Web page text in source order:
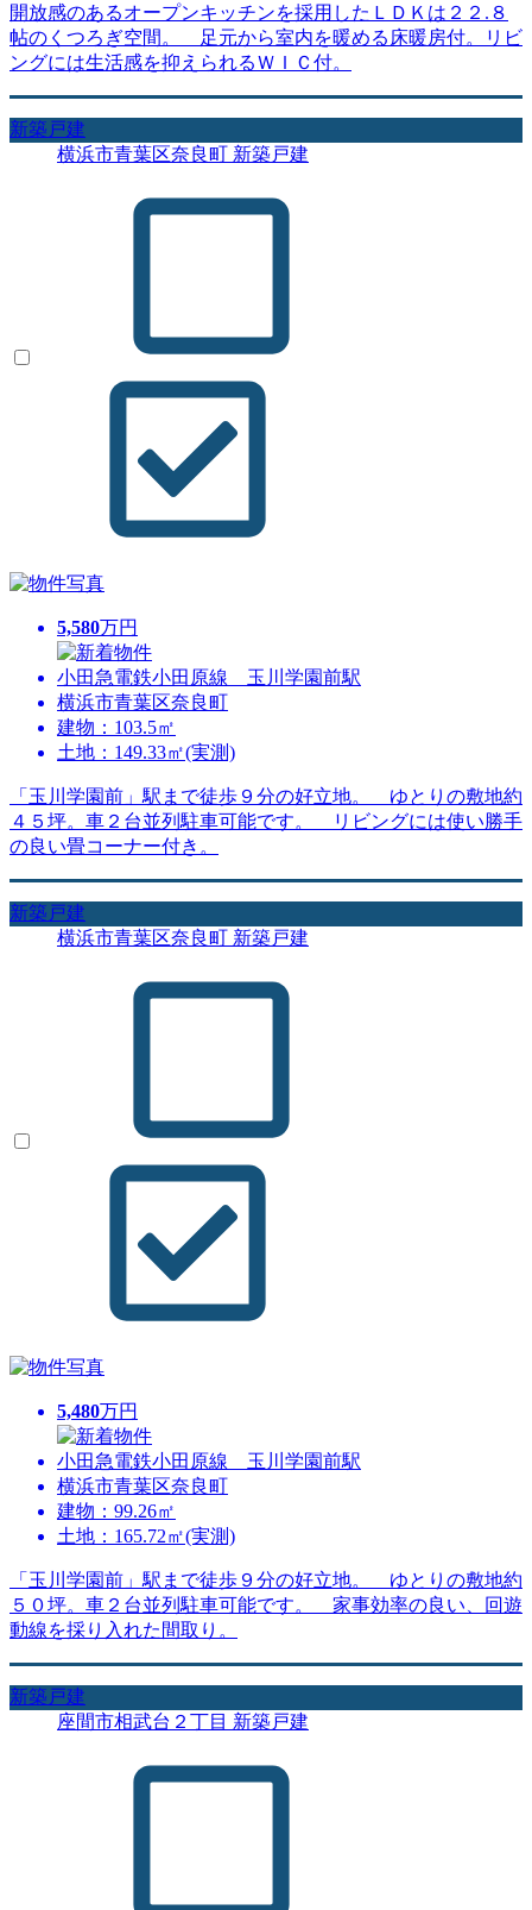
開放感のあるオープンキッチンを採用したＬＤＫは２２.８
帖のくつろぎ空間。 足元から室内を暖める床暖房付。リビ
ングには生活感を抑えられるＷＩＣ付。
新築戸建
横浜市青葉区奈良町 新築戸建
5,580万円
小田急電鉄小田原線 玉川学園前駅
横浜市青葉区奈良町
建物：103.5㎡
土地：149.33㎡(実測)
「玉川学園前」駅まで徒歩９分の好立地。 ゆとりの敷地約
４５坪。車２台並列駐車可能です。 リビングには使い勝手
の良い畳コーナー付き。
新築戸建
横浜市青葉区奈良町 新築戸建
5,480万円
小田急電鉄小田原線 玉川学園前駅
横浜市青葉区奈良町
建物：99.26㎡
土地：165.72㎡(実測)
「玉川学園前」駅まで徒歩９分の好立地。 ゆとりの敷地約
５０坪。車２台並列駐車可能です。 家事効率の良い、回遊
動線を採り入れた間取り。
新築戸建
座間市相武台２丁目 新築戸建